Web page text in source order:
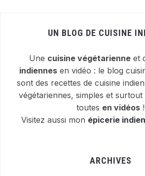
UN BLOG DE CUISINE
Une cuisine végétarienneet
indiennes en vidéo : le blog
sont des recettes de cuisine
végétariennes, simples et
toutes en vidéos !
Visitez aussi mon épicerie
ARCHIVES